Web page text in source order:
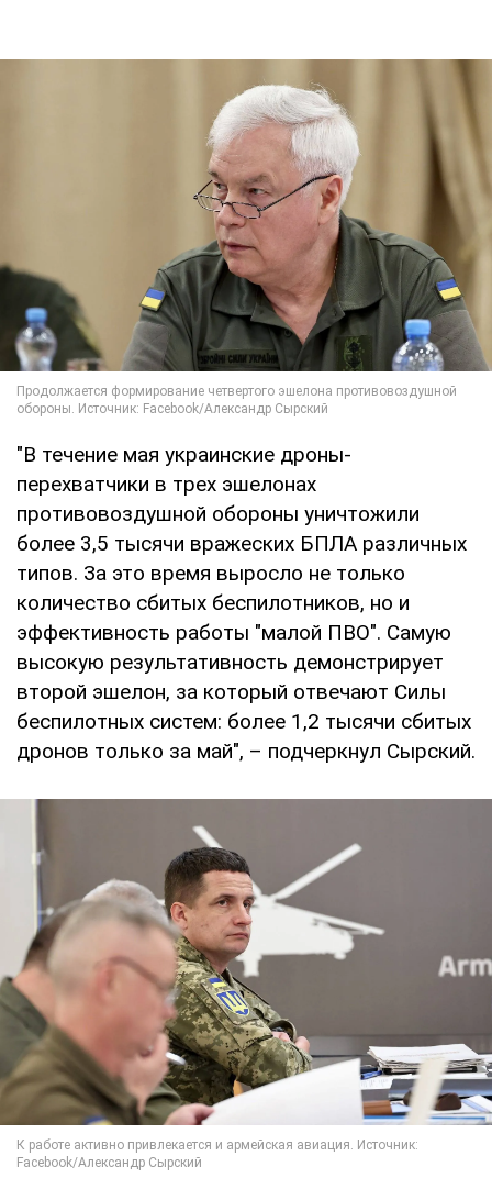
"В течение мая украинские дроны-
перехватчики в трех эшелонах
противовоздушной обороны уничтожили
более 3,5 тысячи вражеских БПЛА различных
типов. За это время выросло не только
количество сбитых беспилотников, но и
эффективность работы "малой ПВО". Самую
высокую результативность демонстрирует
второй эшелон, за который отвечают Силы
беспилотных систем: более 1,2 тысячи сбитых
дронов только за май", – подчеркнул Сырский.